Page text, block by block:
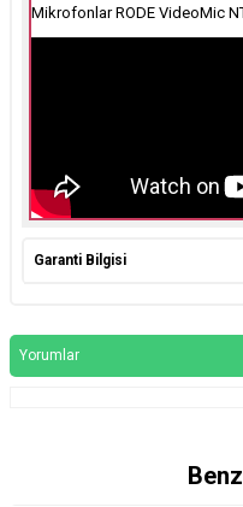
Mikrofonlar RODE VideoMic
Garanti Bilgisi
Yorumlar